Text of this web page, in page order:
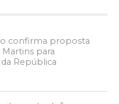
confirma proposta
para
República